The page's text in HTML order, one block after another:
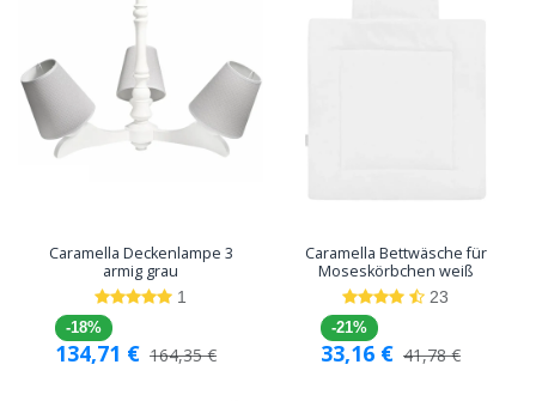
Caramella Deckenlampe 3
armig grau
1
-18%
134,71 € 164,35€
Caramella Bettwäsche für
Moseskörbchen weiß
23
-21%
33,16 € 41,78€